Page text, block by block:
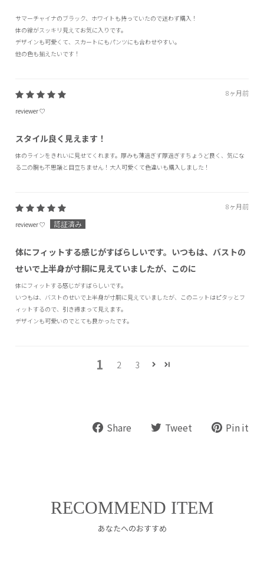
サマーチャイナのブラック、ホワイトも持っていたので迷わず購入！
体の線がスッキリ見えてお気に入りです。
デザインも可愛くて、スカートにもパンツにも合わせやすい。
他の色も揃えたいです！
8ヶ月前
reviewer ♡
スタイル良く見えます！
体のラインをきれいに見せてくれます。厚みも薄過ぎず厚過ぎすちょうど良く、気にな
る二の腕も不思議と目立ちません！大人可愛くて色違いも購入しました！
8ヶ月前
reviewer ♡
体にフィットする感じがすばらしいです。いつもは、バストの
せいで上半身が寸胴に見えていましたが、このに
体にフィットする感じがすばらしいです。
いつもは、バストのせいで上半身が寸胴に見えていましたが、このニットはピタッとフ
ィットするので、引き締まって見えます。
デザインも可愛いのでとても良かったです。
1 2 3
Share
Share Tweet
Tweet Pin it
RECOMMEND ITEM
あなたへのおすすめ